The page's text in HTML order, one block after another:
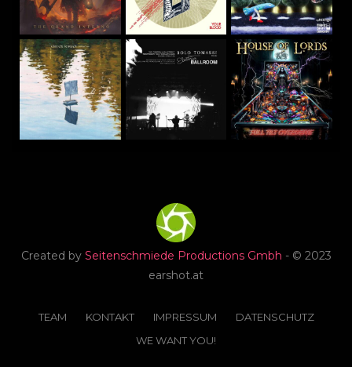
Created by Seitenschmiede Productions Gmbh - © 2023
earshot.at
TEAM KONTAKT IMPRESSUM
DATENSCHUTZ
WE WANT YOU!